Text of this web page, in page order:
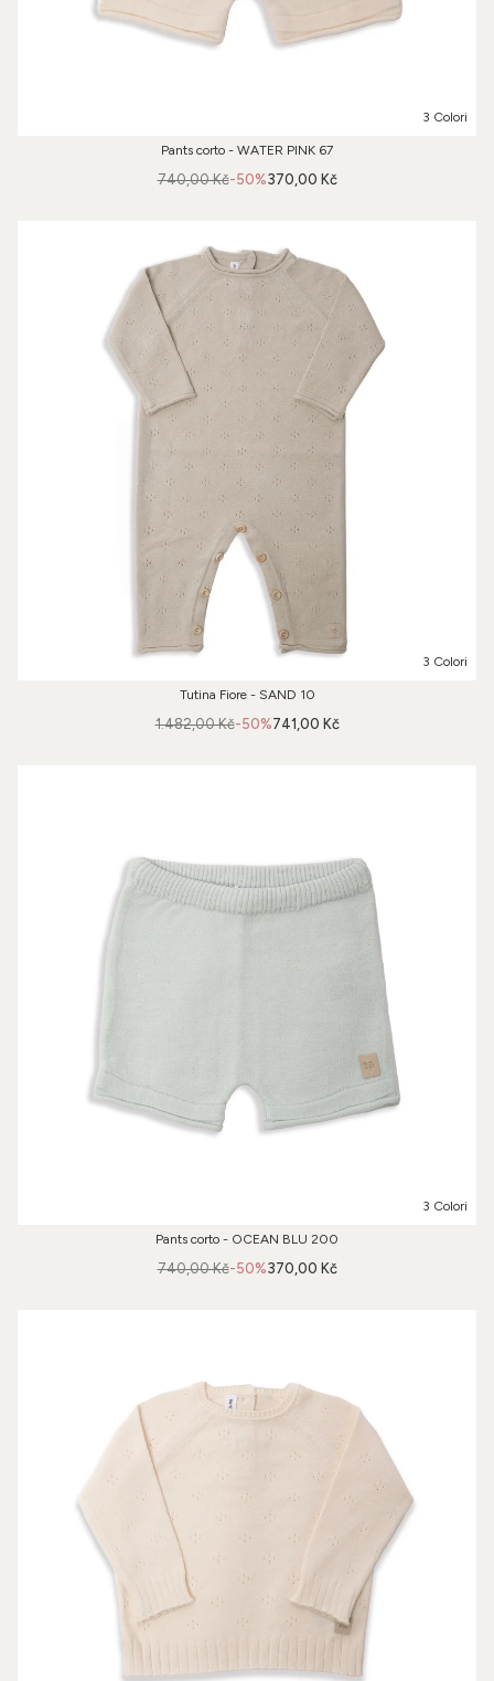
3 Colori
Pants corto - WATER PINK 67
-50%
740,00 Kč 370,00 Kč
3 Colori
Tutina Fiore - SAND 10
-50%
1.482,00 Kč 741,00 Kč
3 Colori
Pants corto - OCEAN BLU 200
-50%
740,00 Kč 370,00 Kč